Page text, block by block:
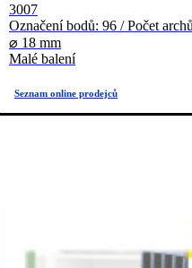
3007
Označení bodů: 96 / Počet
⌀ 18 mm
Malé balení